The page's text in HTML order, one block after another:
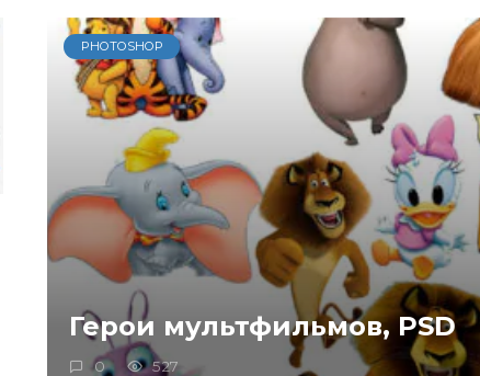
PHOTOSHOP
Герои мультфильмов, PSD
0 527